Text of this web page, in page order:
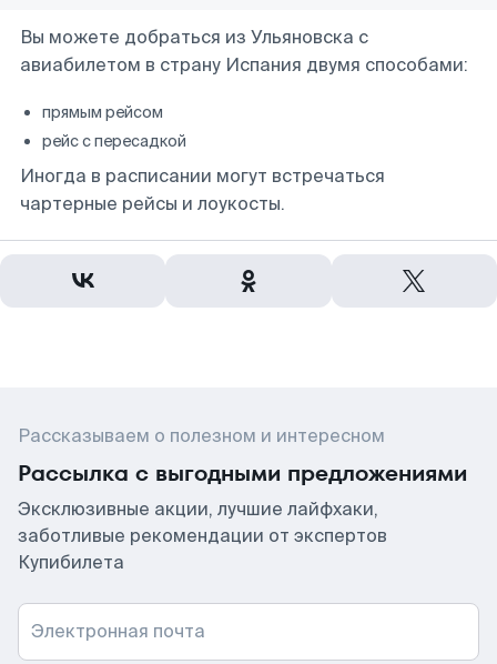
Вы можете добраться из Ульяновска с
авиабилетом в страну Испания двумя способами:
прямым рейсом
рейс с пересадкой
Иногда в расписании могут встречаться
чартерные рейсы и лоукосты.
Рассказываем о полезном и интересном
Рассылка с выгодными предложениями
Эксклюзивные акции, лучшие лайфхаки,
заботливые рекомендации от экспертов
Купибилета
Электронная почта